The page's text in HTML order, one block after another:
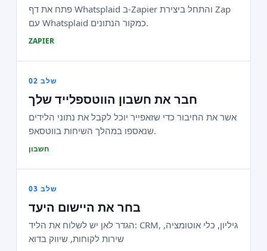
פתח את דף Whatsplaid ב-Zapier והתחל ביצירת Zap
עם Whatsplaid כמקור הנתונים.
ZAPIER
שלב 02
חבר את חשבון הווטספלייד שלך
אשר את החיבור כדי שזאפייר יוכל לקבל את נתוני הלידים
שנאספו במהלך השיחות בווטסאפ.
חשבון
שלב 03
בחר את היישום היעד
הגדר לאן יש לשלוח את הליד: CRM, גיליון, כלי אוטומציה,
שירות לקוחות, שיווק בדוא